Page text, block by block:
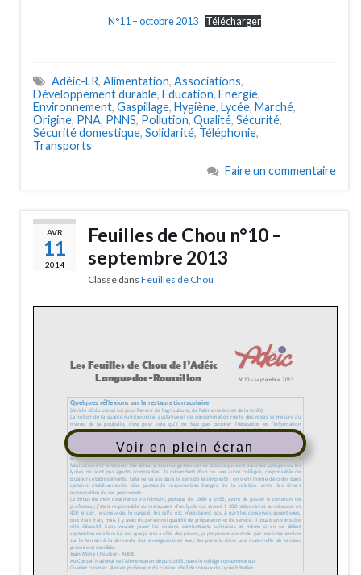
N°11 – octobre 2013 Télécharger
Adéic-LR, Alimentation, Associations,
Développement durable, Education, Energie,
Environnement, Gaspillage, Hygiène, Lycée, Marché,
Origine, PNA, PNNS, Pollution, Qualité, Sécurité,
Sécurité domestique, Solidarité, Téléphonie,
Transports
Faire un commentaire
AVR
11
2014
Feuilles de Chou n°10 –
septembre 2013
Classé dans Feuilles de Chou
Voir en plein écran